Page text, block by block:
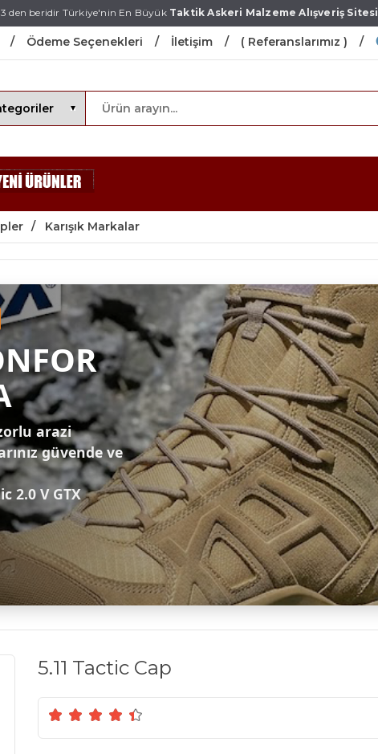
den beridir Türkiye'nin En BüyükTaktik Askeri Malzeme Alışveriş Sitesi
Ödeme Seçenekleri İletişim ( Referanslarımız )
Karışık Markalar
arazi
güvende ve
2.0 V GTX
5.11 Tactic Cap